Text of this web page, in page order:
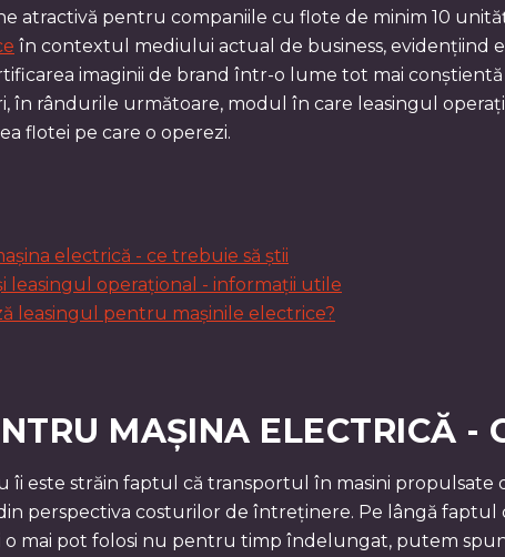
atractivă pentru companiile cu flote de minim 10
în contextul mediului actual de business, evidențiind
imaginii de brand într-o lume tot mai
în rândurile următoare, modul în care leasingul
flotei pe care o operezi.
electrică - ce trebuie să știi
leasingul operațional - informații utile
leasingul pentru mașinile electrice?
MAȘINA ELECTRICĂ -
îi este străin faptul că transportul în masini
perspectiva costurilor de întreținere. Pe lângă
o mai pot folosi nu pentru timp îndelungat, putem